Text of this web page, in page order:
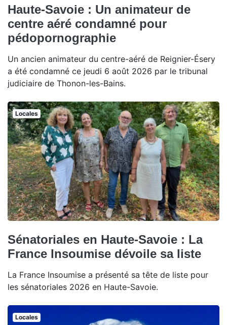
Haute-Savoie : Un animateur de
centre aéré condamné pour
pédopornographie
Un ancien animateur du centre-aéré de Reignier-Ésery
a été condamné ce jeudi 6 août 2026 par le tribunal
judiciaire de Thonon-les-Bains.
Locales
Sénatoriales en Haute-Savoie : La
France Insoumise dévoile sa liste
La France Insoumise a présenté sa tête de liste pour
les sénatoriales 2026 en Haute-Savoie.
Locales